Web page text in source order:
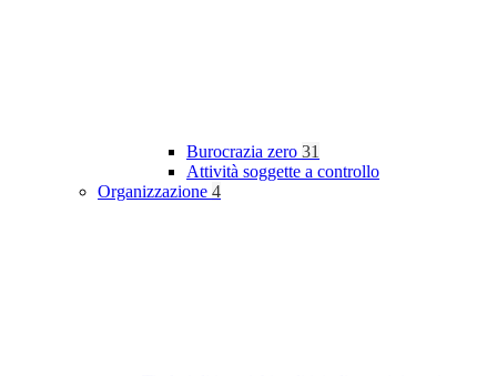
Burocrazia zero 31
Attività soggette a controllo
Organizzazione 4